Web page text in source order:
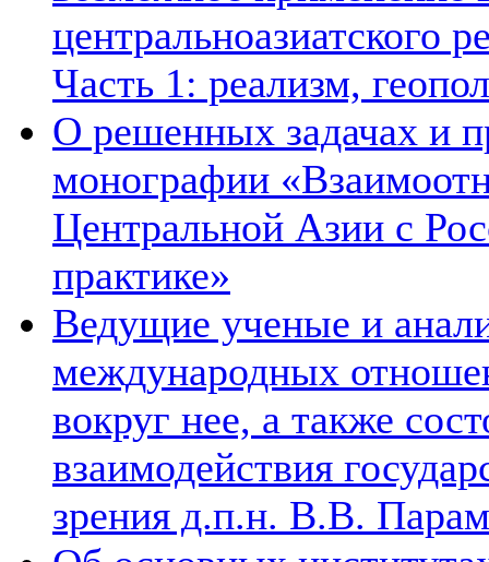
центральноазиатского
Часть 1: реализм,
О решенных задачах и
монографии
Центральной Азии с
практике»
Ведущие ученые и
международных
вокруг нее, а также
взаимодействия
зрения д.п.н. В.В.